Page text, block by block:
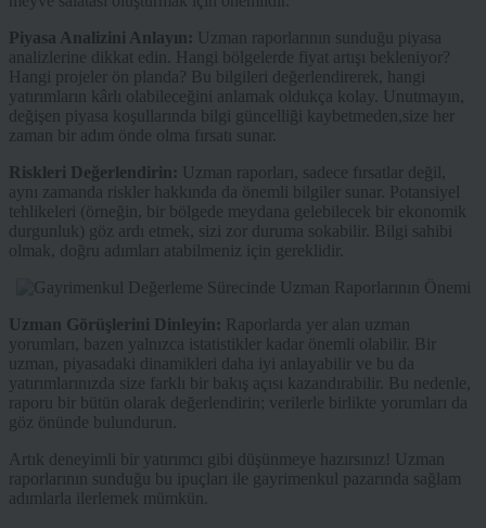
Piyasa Analizini Anlayın: Uzman raporlarının sunduğu piyasa
analizlerine dikkat edin. Hangi bölgelerde fiyat artışı bekleniyor?
Hangi projeler ön planda? Bu bilgileri değerlendirerek, hangi
yatırımların kârlı olabileceğini anlamak oldukça kolay. Unutmayın,
değişen piyasa koşullarında bilgi güncelliği kaybetmeden,size her
zaman bir adım önde olma fırsatı sunar.
Riskleri Değerlendirin: Uzman raporları, sadece fırsatlar değil,
aynı zamanda riskler hakkında da önemli bilgiler sunar. Potansiyel
tehlikeleri (örneğin, bir bölgede meydana gelebilecek bir ekonomik
durgunluk) göz ardı etmek, sizi zor duruma sokabilir. Bilgi sahibi
olmak, doğru adımları atabilmeniz için gereklidir.
Uzman Görüşlerini Dinleyin: Raporlarda yer alan uzman
yorumları, bazen yalnızca istatistikler kadar önemli olabilir. Bir
uzman, piyasadaki dinamikleri daha iyi anlayabilir ve bu da
yatırımlarınızda size farklı bir bakış açısı kazandırabilir. Bu nedenle,
raporu bir bütün olarak değerlendirin; verilerle birlikte yorumları da
göz önünde bulundurun.
Artık deneyimli bir yatırımcı gibi düşünmeye hazırsınız! Uzman
raporlarının sunduğu bu ipuçları ile gayrimenkul pazarında sağlam
adımlarla ilerlemek mümkün.